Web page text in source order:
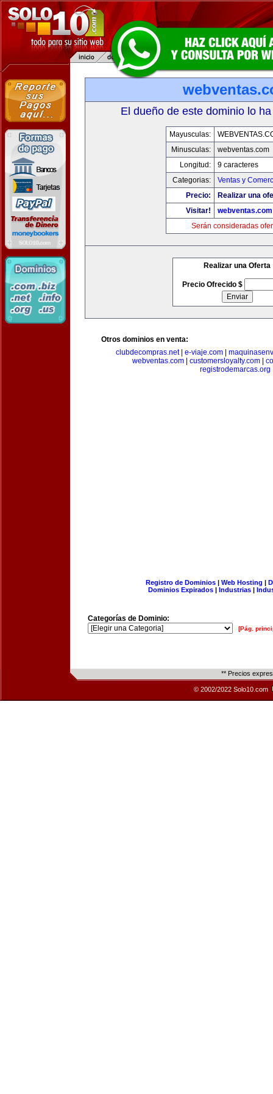
El dueño de este dominio lo
Mayusculas:
Minusculas:
webventas.com
Longitud:
9 caracteres
Categorias:
Ventas y
Precio:
Realizar una
Visitar!
webventas.com
Serán consideradas
Realizar una Oferta
Precio Ofrecido $
Otros dominios en venta:
clubdecompras.net| e-viaje.com
webventas.com
customersloyalty.com
registrodemarcas.org
Registro de Dominios| Web Hosting |
Dominios Expirados | Industrias |
Categorías de Dominio:
[Pág.
** Precios
© 2002/2022 Solo10.com